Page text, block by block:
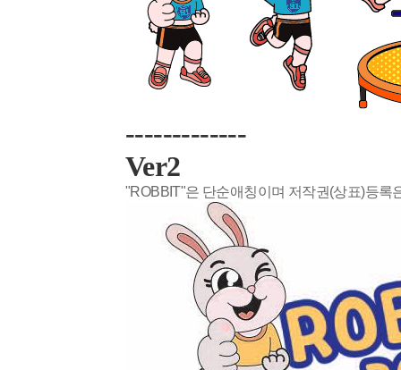
-------------
Ver2
"ROBBIT"은 단순애칭이며 저작권(상표)등록